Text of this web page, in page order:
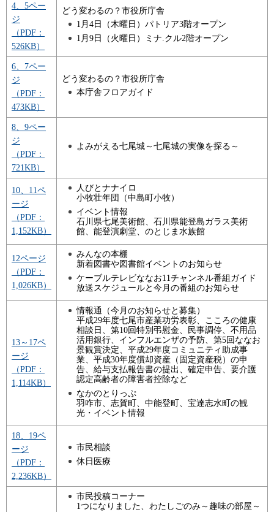
4、5ペー
ジ
（PDF：
526KB）
どう変わるの？市役所庁舎
1月4日（木曜日）パトリア3階オープン
1月9日（火曜日）ミナ.クル2階オープン
6、7ペー
ジ
（PDF：
473KB）
どう変わるの？市役所庁舎
本庁舎フロアガイド
8、9ペー
ジ
（PDF：
721KB）
よみがえる七尾城～七尾城の実像を探る～
10、11ペ
ージ
（PDF：
1,152KB）
人びとナナイロ
小牧壮年団（中島町小牧）
イベント情報
石川県七尾美術館、石川県能登島ガラス美術
館、能登演劇堂、のとじま水族館
12ページ
（PDF：
1,026KB）
みんなの本棚
新着図書や図書館イベントのお知らせ
ケーブルテレビななお11チャンネル番組ガイド
放送スケジュールと今月の番組のお知らせ
13～17ペ
ージ
（PDF：
1,114KB）
情報通（今月のお知らせと募集）
平成29年度七尾市産業功労表彰、こころの健康
相談日、第10回特別弔慰金、民事調停、不用品
活用銀行、インフルエンザの予防、第5回ななお
景観賞決定、平成29年度コミュニティ助成事
業、平成30年度償却資産（固定資産税）の申
告、給与支払報告書の提出、確定申告、要介護
認定高齢者の障害者控除など
なかのとりっぷ
羽咋市、志賀町、中能登町、宝達志水町の観
光・イベント情報
18、19ペ
ージ
（PDF：
2,236KB）
市民相談
休日医療
市民投稿コーナー
1つになりました、わたしごのみ～趣味の部屋～